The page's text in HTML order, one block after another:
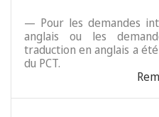
— Pour les demandes
anglais ou les
traduction en anglais a
du PCT.